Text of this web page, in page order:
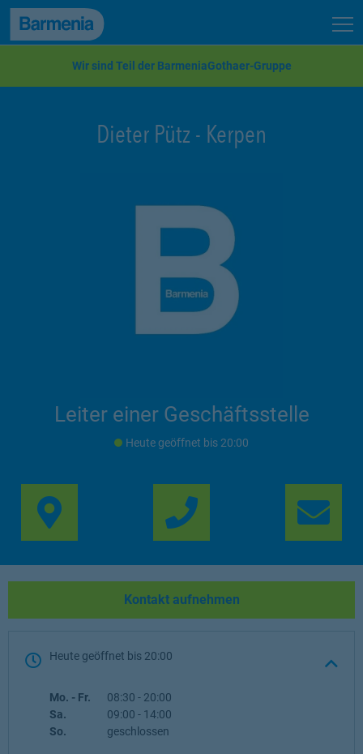
zum Seiteninhalt
Back to top
Wir sind Teil der BarmeniaGothaer-Gruppe
Dieter Pütz - Kerpen
Leiter einer Geschäftsstelle
Heute geöffnet bis 20:00
Link Opens in New
Kontakt aufnehmen
Heute geöffnet bis 20:00
Wochentag Öffnungszeiten
Mo. - Fr. 08:30 - 20:00
Sa.
09:00 - 14:00
So.
geschlossen